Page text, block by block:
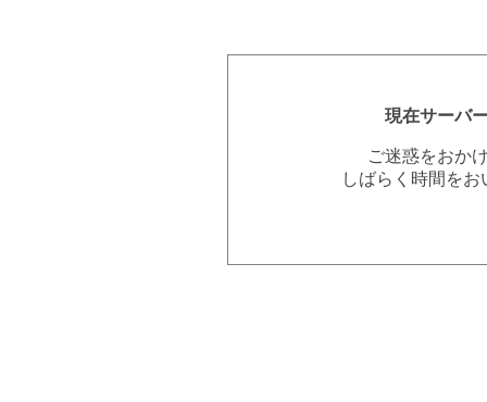
現在サーバ
ご迷惑をおか
しばらく時間を